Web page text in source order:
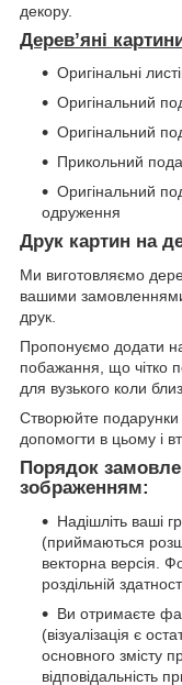
декору.
Дерев’яні
Оригінальні
Оригінальний
Оригінальний
Прикольний
Оригінальний
одруження
Друк картин на
Ми виготовляємо
вашими
друк.
Пропонуємо додати
побажання, що чітко
для вузького коли
Створюйте
допомогти в цьому і
Порядок
зображенням:
Надішліть ваші
(приймаються
векторна версія.
роздільній
Ви отримаєте
(візуалізація є
основного змісту
відповідальність